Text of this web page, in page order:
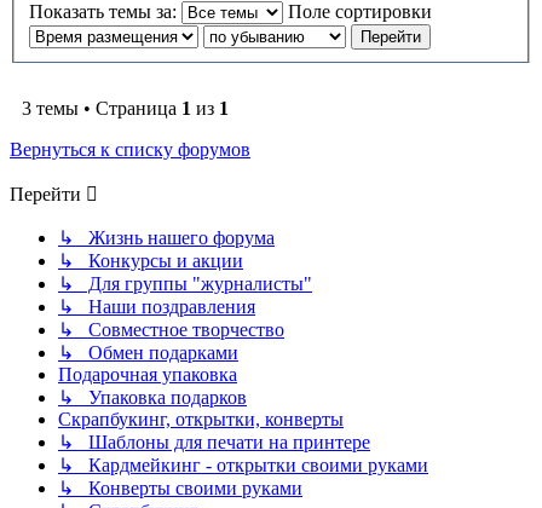
Показать темы за: Поле сортировки
3 темы • Страница 1 из 1
Вернуться к списку форумов
Перейти
↳ Жизнь нашего форума
↳ Конкурсы и акции
↳ Для группы "журналисты"
↳ Наши поздравления
↳ Совместное творчество
↳ Обмен подарками
Подарочная упаковка
↳ Упаковка подарков
Скрапбукинг, открытки, конверты
↳ Шаблоны для печати на принтере
↳ Кардмейкинг - открытки своими руками
↳ Конверты своими руками